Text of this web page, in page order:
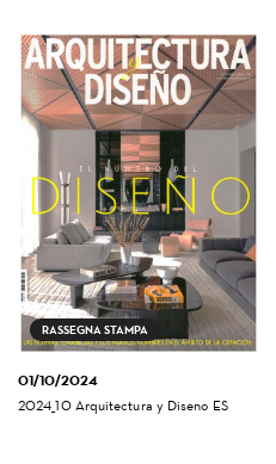
RASSEGNA STAMPA
01/10/2024
2024_10 Arquitectura y Diseno ES